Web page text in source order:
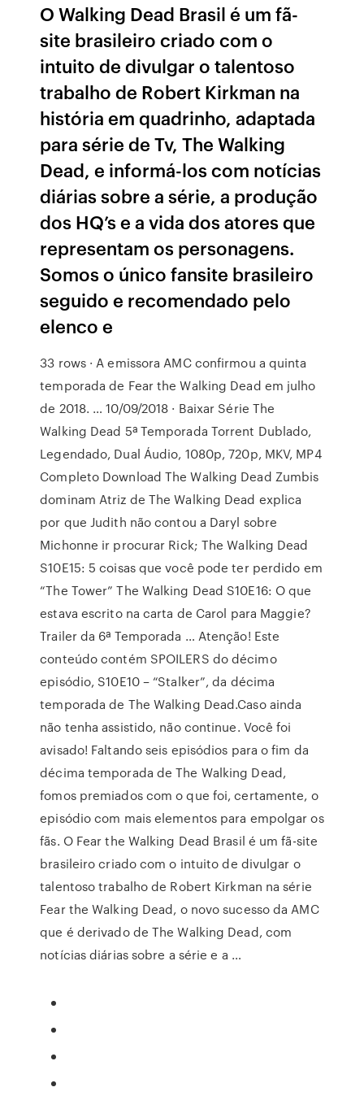
O Walking Dead Brasil é um fã-
site brasileiro criado com o
intuito de divulgar o talentoso
trabalho de Robert Kirkman na
história em quadrinho, adaptada
para série de Tv, The Walking
Dead, e informá-los com notícias
diárias sobre a série, a produção
dos HQ’s e a vida dos atores que
representam os personagens.
Somos o único fansite brasileiro
seguido e recomendado pelo
elenco e
33 rows · A emissora AMC confirmou a quinta
temporada de Fear the Walking Dead em julho
de 2018. … 10/09/2018 · Baixar Série The
Walking Dead 5ª Temporada Torrent Dublado,
Legendado, Dual Áudio, 1080p, 720p, MKV, MP4
Completo Download The Walking Dead Zumbis
dominam Atriz de The Walking Dead explica
por que Judith não contou a Daryl sobre
Michonne ir procurar Rick; The Walking Dead
S10E15: 5 coisas que você pode ter perdido em
“The Tower” The Walking Dead S10E16: O que
estava escrito na carta de Carol para Maggie?
Trailer da 6ª Temporada … Atenção! Este
conteúdo contém SPOILERS do décimo
episódio, S10E10 – “Stalker”, da décima
temporada de The Walking Dead.Caso ainda
não tenha assistido, não continue. Você foi
avisado! Faltando seis episódios para o fim da
décima temporada de The Walking Dead,
fomos premiados com o que foi, certamente, o
episódio com mais elementos para empolgar os
fãs. O Fear the Walking Dead Brasil é um fã-site
brasileiro criado com o intuito de divulgar o
talentoso trabalho de Robert Kirkman na série
Fear the Walking Dead, o novo sucesso da AMC
que é derivado de The Walking Dead, com
notícias diárias sobre a série e a …